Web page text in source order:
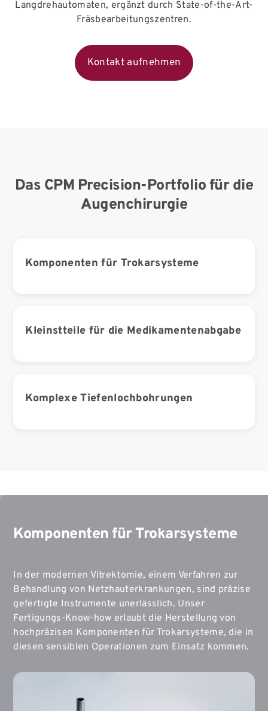
Langdrehautomaten, ergänzt durch State-of-the-Art-
Fräsbearbeitungszentren.
Kontakt aufnehmen
Das CPM Precision-Portfolio für die
Augenchirurgie
Komponenten für Trokarsysteme
Kleinstteile für die Medikamentenabgabe
Komplexe Tiefenlochbohrungen
Komponenten für Trokarsysteme
In der modernen Vitrektomie, einem Verfahren zur
Behandlung von Netzhauterkrankungen, sind präzise
gefertigte Instrumente unerlässlich. Unser
Fertigungs-Know-how erlaubt die Herstellung von
hochpräzisen Komponenten für Trokarsysteme, die in
diesen sensiblen Operationen zum Einsatz kommen.